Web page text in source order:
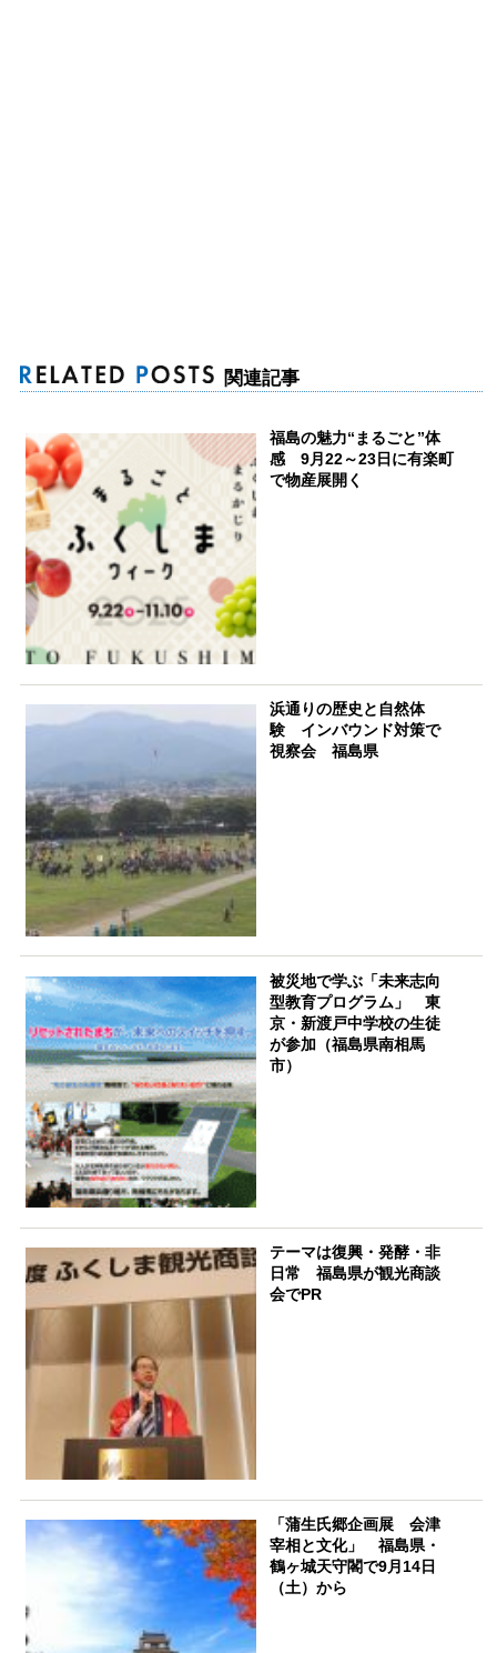
関連記事
福島の魅力“まるごと”体
感 9月22～23日に有楽町
で物産展開く
浜通りの歴史と自然体
験 インバウンド対策で
視察会 福島県
被災地で学ぶ「未来志向
型教育プログラム」 東
京・新渡戸中学校の生徒
が参加（福島県南相馬
市）
テーマは復興・発酵・非
日常 福島県が観光商談
会でPR
「蒲生氏郷企画展 会津
宰相と文化」 福島県・
鶴ヶ城天守閣で9月14日
（土）から